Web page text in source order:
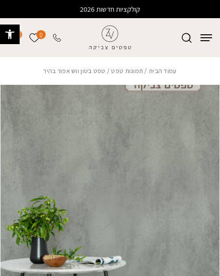
קולקציות חדשות 2026
0 הרשימה
עמוד הבית/ תמונות טפט / טפט בטון ווש אפור בהיר